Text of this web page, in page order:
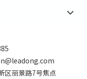
区丽景路7号焦点